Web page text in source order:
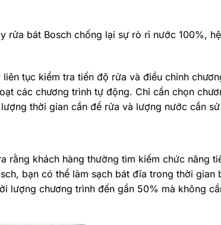
bát Bosch chống lại sự rò rỉ nước 100%,
tục kiểm tra tiến độ rửa và điều chỉnh
các chương trình tự động. Chỉ cần chọn
thời gian cần để rửa và lượng nước cần
khách hàng thường tìm kiếm chức năng
bạn có thể làm sạch bát đĩa trong thời gian
lượng chương trình đến gần 50% mà không